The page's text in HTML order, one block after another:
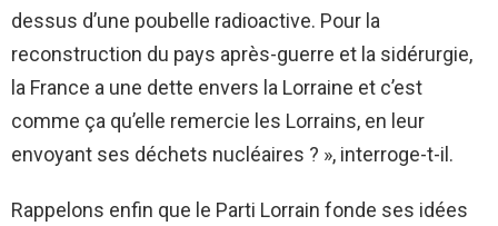
dessus d’une poubelle radioactive. Pour la
reconstruction du pays après-guerre et la sidérurgie,
la France a une dette envers la Lorraine et c’est
comme ça qu’elle remercie les Lorrains, en leur
envoyant ses déchets nucléaires ? », interroge-t-il.
Rappelons enfin que le Parti Lorrain fonde ses idées